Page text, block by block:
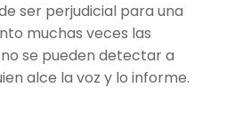
ser perjudicial para una
muchas veces las
se pueden detectar a
alce la voz y lo informe.